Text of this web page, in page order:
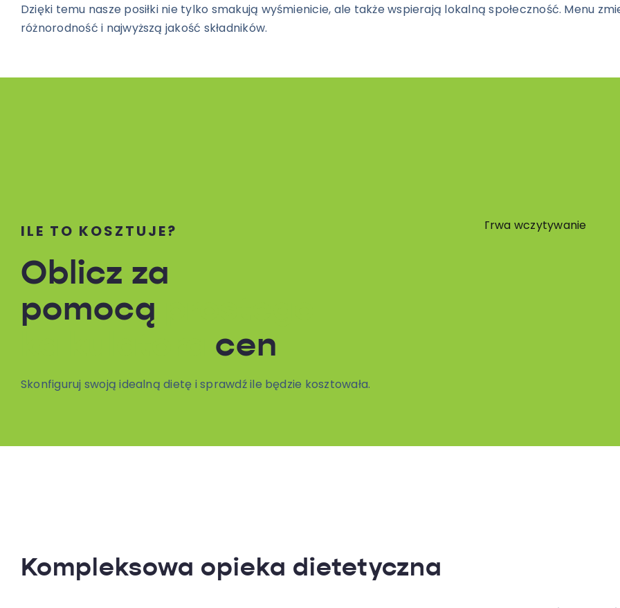
Dzięki temu nasze posiłki nie tylko smakują wyśmienicie, ale także wspierają lokalną społeczność. Menu
różnorodność i najwyższą jakość składników.
ILE TO KOSZTUJE?
Oblicz za
pomocą
cen
Skonfiguruj swoją idealną dietę i sprawdź ile będzie kosztowała.
Trwa wczytywanie
Kompleksowa opieka dietetyczna